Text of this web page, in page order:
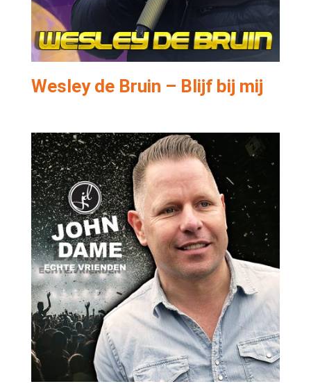
Wesley de Bruin – Blijf bij mij